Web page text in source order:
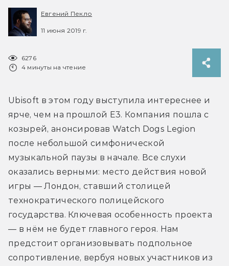
Евгений Пекло
11 июня 2019 г.
6276
4 минуты на чтение
Ubisoft в этом году выступила интереснее и
ярче, чем на прошлой E3. Компания пошла с
козырей, анонсировав Watch Dogs Legion
после небольшой симфонической
музыкальной паузы в начале. Все слухи
оказались верными: место действия новой
игры — Лондон, ставший столицей
технократического полицейского
государства. Ключевая особенность проекта
— в нём не будет главного героя. Нам
предстоит организовывать подпольное
сопротивление, вербуя новых участников из